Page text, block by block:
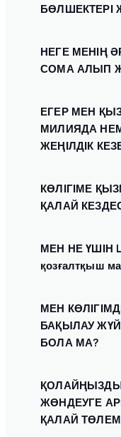
БӨЛШЕКТЕРІ
НЕГЕ МЕНІҢ
СОМА АЛЫП
ЕГЕР МЕН
МИЛИЯДА
ЖЕҢІЛДІК
КӨЛІГІМЕ
ҚАЛАЙ
МЕН НЕ ҮШІН
қозғалтқыш
МЕН
БАҚЫЛАУ
БОЛА МА?
ҚОЛАЙҢЫЗДЫ
ЖӨНДЕУГЕ
ҚАЛАЙ